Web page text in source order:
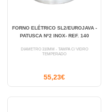
FORNO ELÉTRICO SL2/EUROJAVA -
PATUSCA Nº2 INOX- REF. 140
DIÂMETRO 310MM - TAMPA C/ VIDRO
TEMPERADO
55,23€